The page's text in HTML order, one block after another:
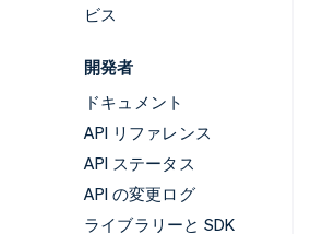
ビス
開発者
ドキュメント
API リファレンス
API ステータス
API の変更ログ
ライブラリーと SDK